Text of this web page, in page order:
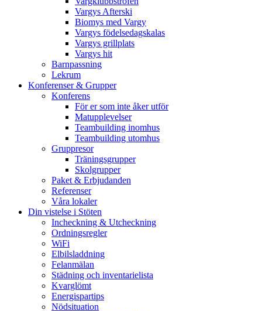
Vargys Afterski
Biomys med Vargy
Vargys födelsedagskalas
Vargys grillplats
Vargys hit
Barnpassning
Lekrum
Konferenser & Grupper
Konferens
För er som inte åker utför
Matupplevelser
Teambuilding inomhus
Teambuilding utomhus
Gruppresor
Träningsgrupper
Skolgrupper
Paket & Erbjudanden
Referenser
Våra lokaler
Din vistelse i Stöten
Incheckning & Utcheckning
Ordningsregler
WiFi
Elbilsladdning
Felanmälan
Städning och inventarielista
Kvarglömt
Energispartips
Nödsituation